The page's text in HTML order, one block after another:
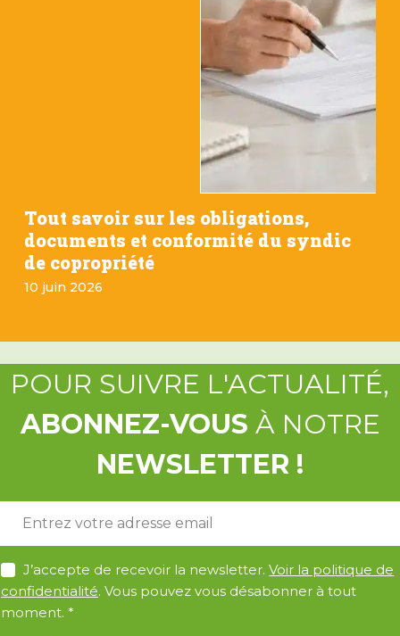
Tout savoir sur les obligations,
documents et conformité du syndic
de copropriété
10 juin 2026
POUR SUIVRE L'ACTUALITÉ,
ABONNEZ-VOUS À NOTRE
NEWSLETTER !
m
a
i
l
A
c
c
J’accepte de recevoir la newsletter.Voir la politique de
confidentialité. Vous pouvez vous désabonner à tout
moment. *